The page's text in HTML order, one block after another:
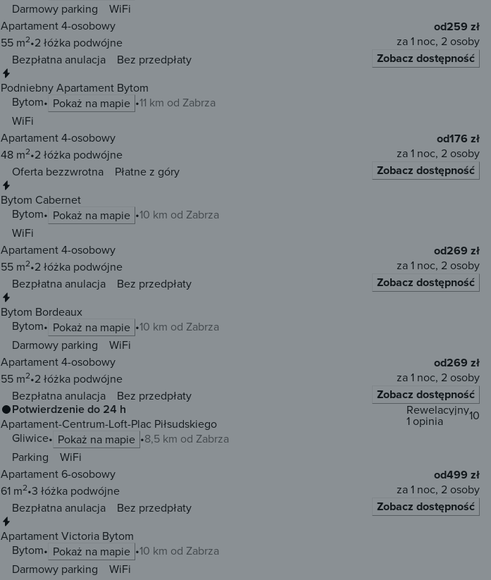
Darmowy parking
WiFi
Apartament 4-osobowy
55 m2 2 łóżka podwójne
Bezpłatna anulacja
Bez przedpłaty
od259 zł
za 1 noc, 2 osoby
Zobacz dostępność
Podniebny Apartament Bytom
Bytom
Pokaż na mapie
11 km od Zabrza
WiFi
Apartament 4-osobowy
48 m2 2 łóżka podwójne
Oferta bezzwrotna
Płatne z góry
od176 zł
za 1 noc, 2 osoby
Zobacz dostępność
Bytom Cabernet
Bytom
Pokaż na mapie
10 km od Zabrza
WiFi
Apartament 4-osobowy
55 m2 2 łóżka podwójne
Bezpłatna anulacja
Bez przedpłaty
od269 zł
za 1 noc, 2 osoby
Zobacz dostępność
Bytom Bordeaux
Bytom
Pokaż na mapie
10 km od Zabrza
Darmowy parking
WiFi
Apartament 4-osobowy
55 m2 2 łóżka podwójne
Bezpłatna anulacja
Bez przedpłaty
od269 zł
za 1 noc, 2 osoby
Zobacz dostępność
Potwierdzenie do 24 h
Apartament-Centrum-Loft-Plac Piłsudskiego
Gliwice
Pokaż na mapie 8,5 km od Zabrza
10
Rewelacyjny
1 opinia
Parking
WiFi
Apartament 6-osobowy
61 m2 3 łóżka podwójne
Bezpłatna anulacja
Bez przedpłaty
od499 zł
za 1 noc, 2 osoby
Zobacz dostępność
Apartament Victoria Bytom
Bytom
Pokaż na mapie
10 km od Zabrza
Darmowy parking
WiFi